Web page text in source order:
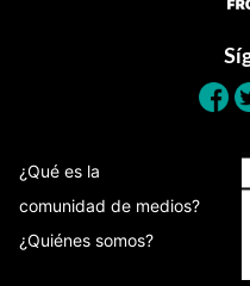
¿Qué es la
comunidad de medios?
¿Quiénes somos?